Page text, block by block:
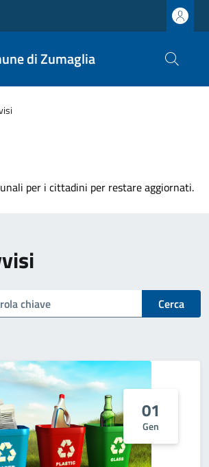
di Zumaglia
per i cittadini per restare aggiornati.
Cerca
01
Gen